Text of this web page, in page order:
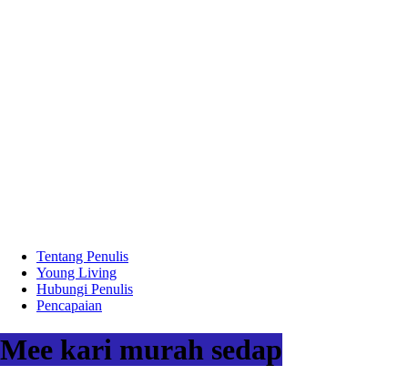
Tentang Penulis
Young Living
Hubungi Penulis
Pencapaian
Mee kari murah sedap